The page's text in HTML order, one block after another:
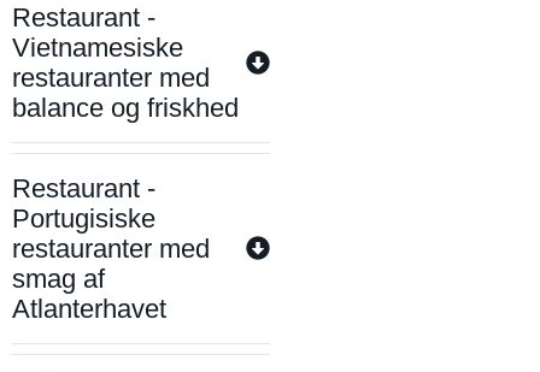
Restaurant -
Vietnamesiske
restauranter med
balance og friskhed
Restaurant -
Portugisiske
restauranter med
smag af
Atlanterhavet